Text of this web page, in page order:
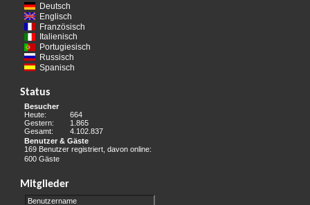
Deutsch
Englisch
Französisch
Italienisch
Portugiesisch
Russisch
Spanisch
Status
Besucher
Heute:
664
Gestern:
1.865
Gesamt:
4.102.837
Benutzer & Gäste
169 Benutzer registriert, davon online:
600 Gäste
Mitglieder